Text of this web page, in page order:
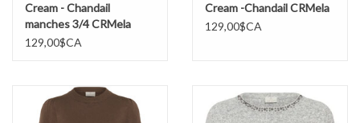
Cream - Chandail
manches 3/4 CRMela
129,00$CA
Cream -Chandail CRMela
129,00$CA